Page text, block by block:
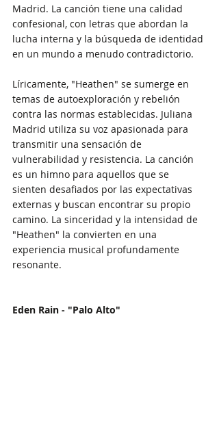
Madrid. La canción tiene una calidad
confesional, con letras que abordan la
lucha interna y la búsqueda de identidad
en un mundo a menudo contradictorio.
Líricamente, "Heathen" se sumerge en
temas de autoexploración y rebelión
contra las normas establecidas. Juliana
Madrid utiliza su voz apasionada para
transmitir una sensación de
vulnerabilidad y resistencia. La canción
es un himno para aquellos que se
sienten desafiados por las expectativas
externas y buscan encontrar su propio
camino. La sinceridad y la intensidad de
"Heathen" la convierten en una
experiencia musical profundamente
resonante.
Eden Rain - "Palo Alto"